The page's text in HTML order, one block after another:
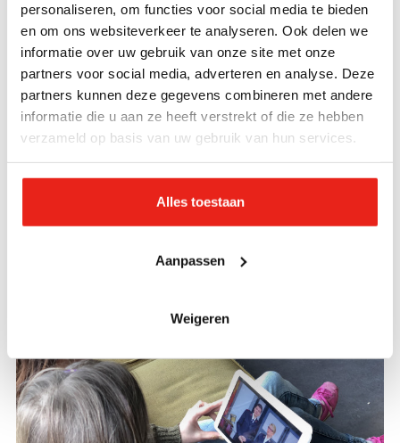
personaliseren, om functies voor social media te bieden
en om ons websiteverkeer te analyseren. Ook delen we
informatie over uw gebruik van onze site met onze
partners voor social media, adverteren en analyse. Deze
partners kunnen deze gegevens combineren met andere
informatie die u aan ze heeft verstrekt of die ze hebben
verzameld op basis van uw gebruik van hun services.
Alles toestaan
Aanpassen
Weigeren
gespreksgroep)
Wo 10.00-15.30 LdH Boetiek
19.30-21.30 Bijbelhuiskring
Do 10.00-15.30 LdH Boetiek
Vr 10.00-15.30 LdH Boetiek
Za 11.00-13.00 LdH Boetiek
Facebookpagina?